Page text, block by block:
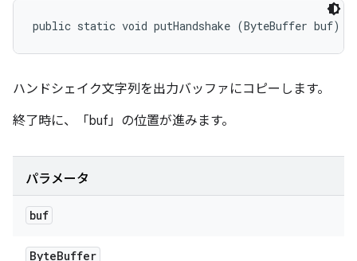
public static void putHandshake (ByteBuffer buf)
ハンドシェイク文字列を出力バッファにコピーします。
終了時に、「buf」の位置が進みます。
パラメータ
buf
ByteBuffer